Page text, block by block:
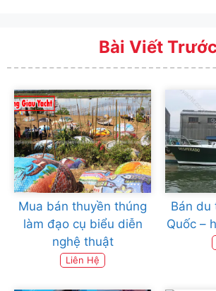
Bài Viết Trước
Mua bán thuyền thúng
làm đạo cụ biểu diễn
nghệ thuật
Liên Hệ
Bán du
Quốc –